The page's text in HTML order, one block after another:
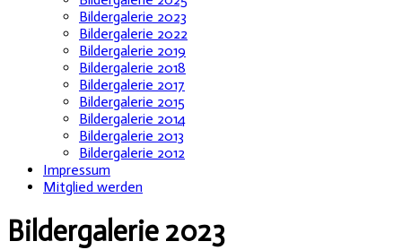
Bildergalerie 2023
Bildergalerie 2022
Bildergalerie 2019
Bildergalerie 2018
Bildergalerie 2017
Bildergalerie 2015
Bildergalerie 2014
Bildergalerie 2013
Bildergalerie 2012
Impressum
Mitglied werden
Bildergalerie 2023